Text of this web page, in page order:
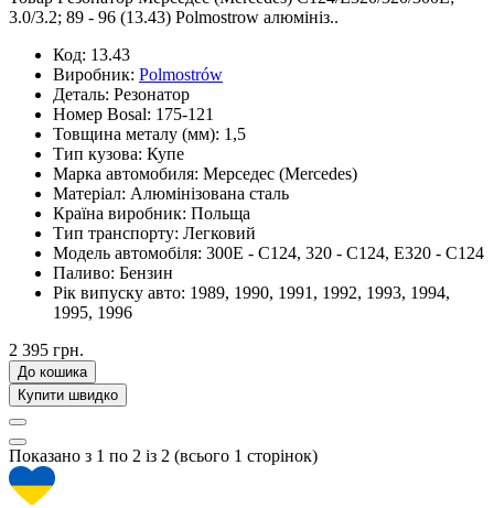
3.0/3.2; 89 - 96 (13.43) Polmostrow алюмініз..
Код: 13.43
Виробник: Polmostrów
Деталь: Резонатор
Номер Bosal: 175-121
Товщина металу (мм): 1,5
Тип кузова: Купе
Марка автомобиля: Мерседес (Mercedes)
Матеріал: Алюмінізована сталь
Країна виробник: Польща
Тип транспорту: Легковий
Модель автомобіля: 300E - C124, 320 - C124, E320 - C124
Паливо: Бензин
Рік випуску авто: 1989, 1990, 1991, 1992, 1993, 1994,
1995, 1996
2 395 грн.
До кошика
Купити швидко
Показано з 1 по 2 із 2 (всього 1 сторінок)